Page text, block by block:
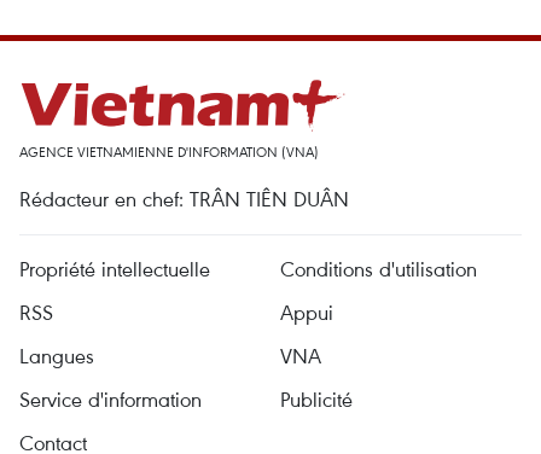
AGENCE VIETNAMIENNE D'INFORMATION (VNA)
Rédacteur en chef: TRÂN TIÊN DUÂN
Propriété intellectuelle
Conditions d'utilisation
RSS
Appui
Langues
VNA
Service d'information
Publicité
Contact